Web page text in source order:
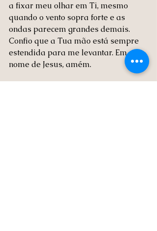
a fixar meu olhar em Ti, mesmo
quando o vento sopra forte e as
ondas parecem grandes demais.
Confio que a Tua mão está sempre
estendida para me levantar. Em
nome de Jesus, amém.